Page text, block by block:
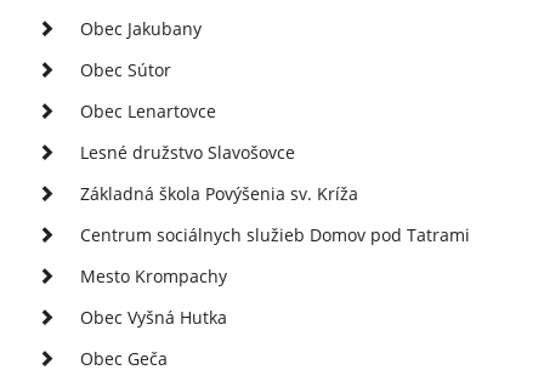
Obec Jakubany
Obec Sútor
Obec Lenartovce
Lesné družstvo Slavošovce
Základná škola Povýšenia sv. Kríža
Centrum sociálnych služieb Domov pod Tatrami
Mesto Krompachy
Obec Vyšná Hutka
Obec Geča